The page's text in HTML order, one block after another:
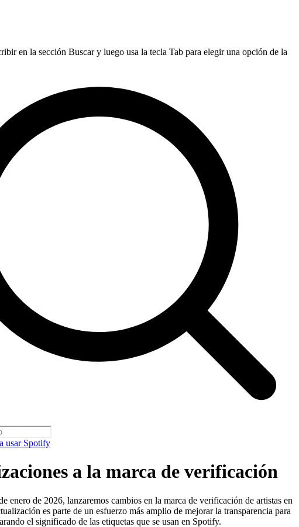
en la sección Buscar y luego usa la tecla Tab para elegir una opción de la
usar Spotify
a la marca de verificación
enero de 2026, lanzaremos cambios en la marca de verificación de artistas en
es parte de un esfuerzo más amplio de mejorar la transparencia para
el significado de las etiquetas que se usan en Spotify.